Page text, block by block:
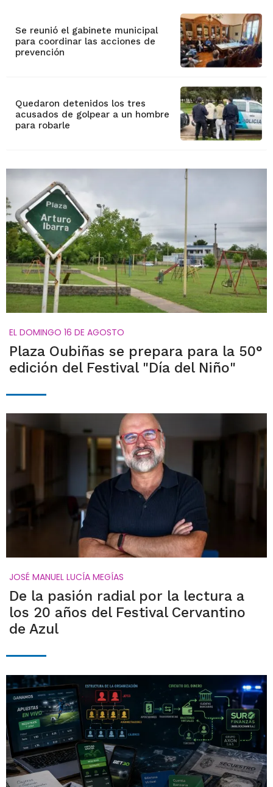
Se reunió el gabinete municipal
para coordinar las acciones de
prevención
Quedaron detenidos los tres
acusados de golpear a un hombre
para robarle
EL DOMINGO 16 DE AGOSTO
Plaza Oubiñas se prepara para la 50°
edición del Festival "Día del Niño"
JOSÉ MANUEL LUCÍA MEGÍAS
De la pasión radial por la lectura a
los 20 años del Festival Cervantino
de Azul